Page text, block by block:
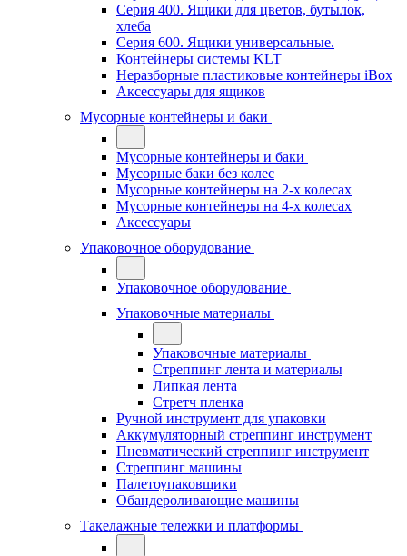
Серия 400. Ящики для цветов, бутылок,
хлеба
Серия 600. Ящики универсальные.
Контейнеры системы KLT
Неразборные пластиковые контейнеры iBox
Аксессуары для ящиков
Мусорные контейнеры и баки
Мусорные контейнеры и баки
Мусорные баки без колес
Мусорные контейнеры на 2-х колесах
Мусорные контейнеры на 4-х колесах
Аксессуары
Упаковочное оборудование
Упаковочное оборудование
Упаковочные материалы
Упаковочные материалы
Стреппинг лента и материалы
Липкая лента
Стретч пленка
Ручной инструмент для упаковки
Аккумуляторный стреппинг инструмент
Пневматический стреппинг инструмент
Стреппинг машины
Палетоупаковщики
Обандероливающие машины
Такелажные тележки и платформы